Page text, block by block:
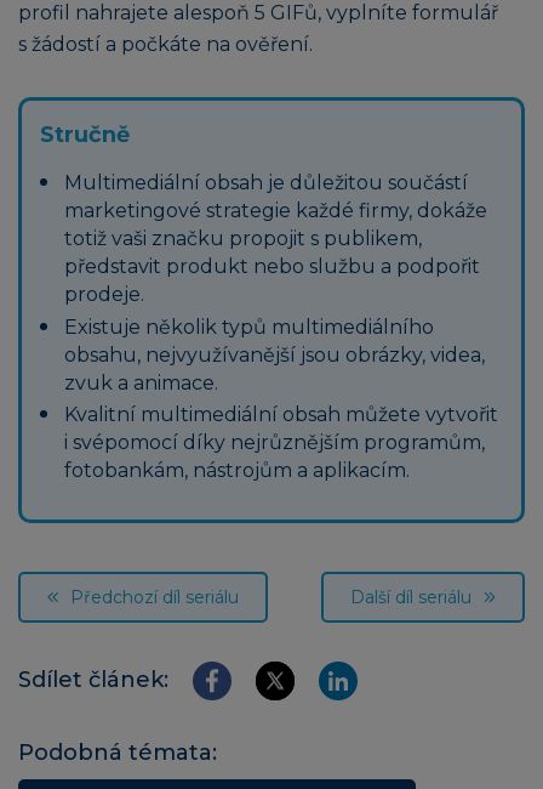
profil nahrajete alespoň 5 GIFů, vyplníte formulář
s žádostí a počkáte na ověření.
Stručně
Multimediální obsah je důležitou součástí
marketingové strategie každé firmy, dokáže
totiž vaši značku propojit s publikem,
představit produkt nebo službu a podpořit
prodeje.
Existuje několik typů multimediálního
obsahu, nejvyužívanější jsou obrázky, videa,
zvuk a animace.
Kvalitní multimediální obsah můžete vytvořit
i svépomocí díky nejrůznějším programům,
fotobankám, nástrojům a aplikacím.
Předchozí díl seriálu Další díl seriálu
Sdílet článek:
Podobná témata: